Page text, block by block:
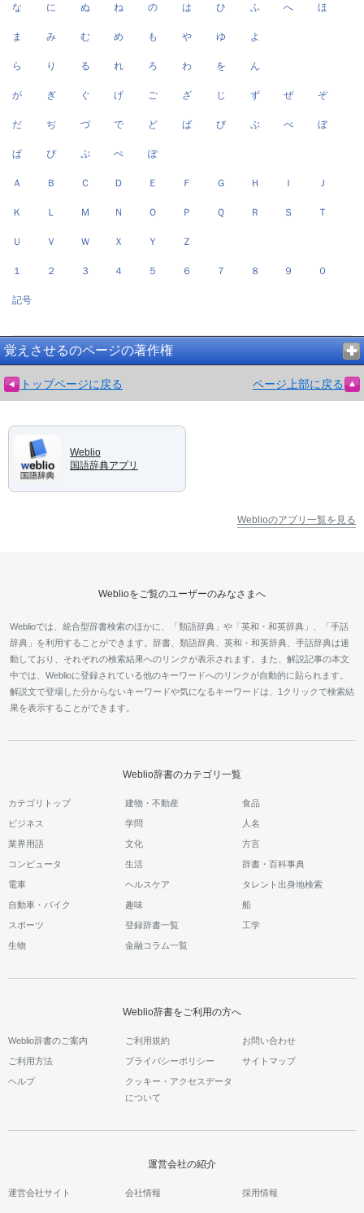
な に ぬ ね の は ひ ふ へ ほ
ま み む め も や ゆ よ
ら り る れ ろ わ を ん
が ぎ ぐ げ ご ざ じ ず ぜ ぞ
だ ぢ づ で ど ば び ぶ べ ぼ
ぱ ぴ ぷ ぺ ぽ
Ａ Ｂ Ｃ Ｄ Ｅ Ｆ Ｇ Ｈ Ｉ Ｊ
Ｋ Ｌ Ｍ Ｎ Ｏ Ｐ Ｑ Ｒ Ｓ Ｔ
Ｕ Ｖ Ｗ Ｘ Ｙ Ｚ
１ ２ ３ ４ ５ ６ ７ ８ ９ ０
記号
覚えさせるのページの著作権
トップページに戻る ページ上部に戻る
Weblio
国語辞典アプリ
Weblioのアプリ一覧を見る
Weblioをご覧のユーザーのみなさまへ
Weblioでは、統合型辞書検索のほかに、「類語辞典」や「英和・和英辞典」、「手話
辞典」を利用することができます。辞書、類語辞典、英和・和英辞典、手話辞典は連
動しており、それぞれの検索結果へのリンクが表示されます。また、解説記事の本文
中では、Weblioに登録されている他のキーワードへのリンクが自動的に貼られます。
解説文で登場した分からないキーワードや気になるキーワードは、1クリックで検索結
果を表示することができます。
Weblio辞書のカテゴリ一覧
カテゴリトップ 建物・不動産 食品
ビジネス 学問 人名
業界用語 文化 方言
コンピュータ 生活 辞書・百科事典
電車 ヘルスケア タレント出身地検索
自動車・バイク 趣味 船
スポーツ 登録辞書一覧 工学
生物 金融コラム一覧
Weblio辞書をご利用の方へ
Weblio辞書のご案内 ご利用規約 お問い合わせ
ご利用方法 プライバシーポリシー サイトマップ
ヘルプ
クッキー・アクセスデータ
について
運営会社の紹介
運営会社サイト 会社情報 採用情報